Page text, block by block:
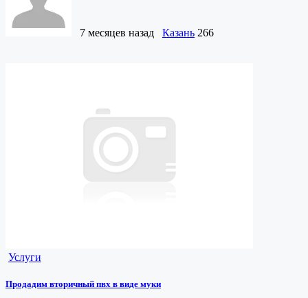
7 месяцев назад Казань 266
Услуги
Продадим вторичный пвх в виде муки